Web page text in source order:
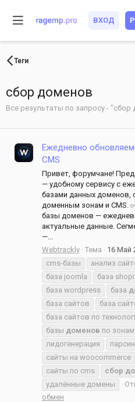
ВХОД
Теги
сбор доменов
Все результаты по запросу - "сбор
Ежедневно
CMS
Привет, форумчане!
— удобному сервису с
базами данных доменов,
доменным зонам и CMS.
базы доменов —
актуальные данные.
—...
Webtrackly Тема 16 Май
cms-базы
анализ
база joomla
база
база wordpress
база
база сайтов
база
база сайтов по
базы доменов по зонам
лидогенерация
сайты на woocommerce
сайты по cms
сбор
удалённые домены
обмен